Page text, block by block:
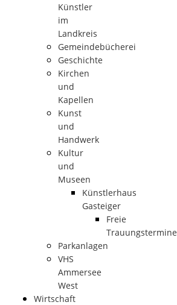
Künstler
im
Landkreis
Gemeindebücherei
Geschichte
Kirchen
und
Kapellen
Kunst
und
Handwerk
Kultur
und
Museen
Künstlerhaus
Gasteiger
Freie
Trauungstermine
Parkanlagen
VHS
Ammersee
West
Wirtschaft